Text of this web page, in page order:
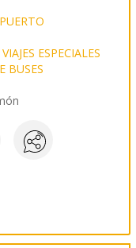
ESPECIALES
BUSES